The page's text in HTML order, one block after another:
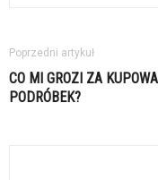
Poprzedni artykuł
CO MI GROZI ZA
PODRÓBEK?